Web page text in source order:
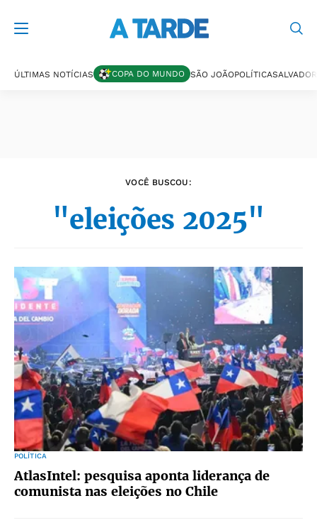
ÚLTIMAS NOTÍCIAS COPA DO MUNDO SÃO JOÃOPOLÍTICASALVADOR
VOCÊ BUSCOU:
"eleições 2025"
POLÍTICA
AtlasIntel: pesquisa aponta liderança de
comunista nas eleições no Chile